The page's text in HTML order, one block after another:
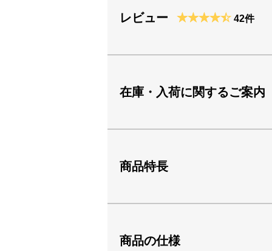
レビュー 42件
在庫・入荷に関するご案内
商品特長
商品の仕様